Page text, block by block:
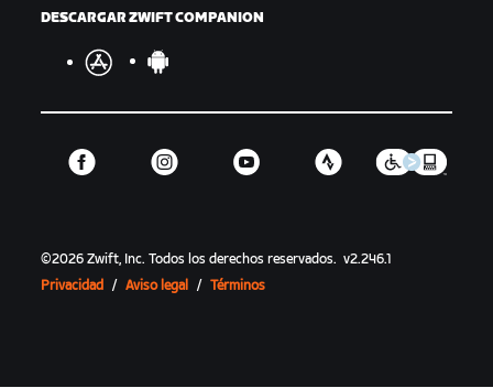
DESCARGAR ZWIFT COMPANION
©2026 Zwift, Inc.Todos los derechos reservados. v2.246.1
Privacidad / Aviso legal / Términos